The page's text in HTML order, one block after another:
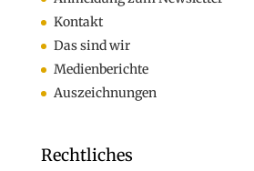
Kontakt
Das sind wir
Medienberichte
Auszeichnungen
Rechtliches